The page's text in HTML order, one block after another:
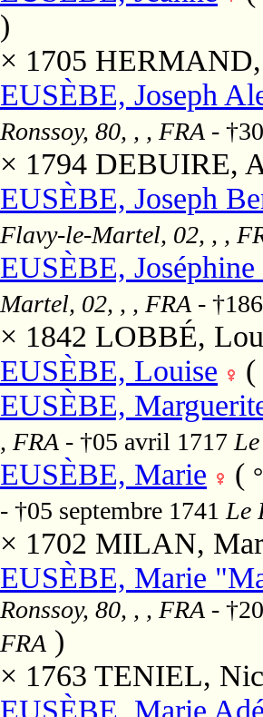
)
× 1705
EUSÈBE, Joseph
Ronssoy, 80, , , FRA -
× 1794 DEBUIRE,
EUSÈBE, Joseph
Flavy-le-Martel, 02, , ,
EUSÈBE, Joséphine
Martel, 02, , , FRA -
× 1842 LOBBÉ,
EUSÈBE, Louise
(
EUSÈBE,
, FRA - †05 avril 1717
EUSÈBE, Marie (
- †05 septembre 1741 Le
× 1702 MILAN,
EUSÈBE, Marie
Ronssoy, 80, , , FRA -
FRA )
× 1763 TENIEL,
EUSÈBE, Marie